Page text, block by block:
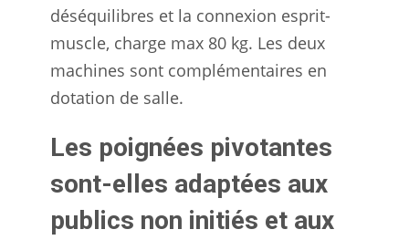
déséquilibres et la connexion esprit-
muscle, charge max 80 kg. Les deux
machines sont complémentaires en
dotation de salle.
Les poignées pivotantes
sont-elles adaptées aux
publics non initiés et aux